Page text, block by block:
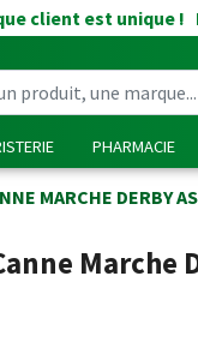
client est unique
PHARMACIE
MARCHE DERBY
Marche